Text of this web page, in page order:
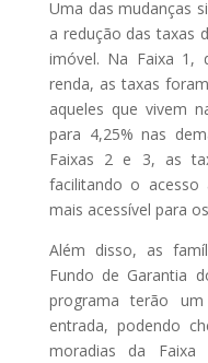
Uma das mudanças
a redução das taxas
imóvel. Na Faixa 1,
renda, as taxas
aqueles que vivem
para 4,25% nas
Faixas 2 e 3, as
facilitando o acesso
mais acessível para
Além disso, as
Fundo de Garantia
programa terão
entrada, podendo
moradias da